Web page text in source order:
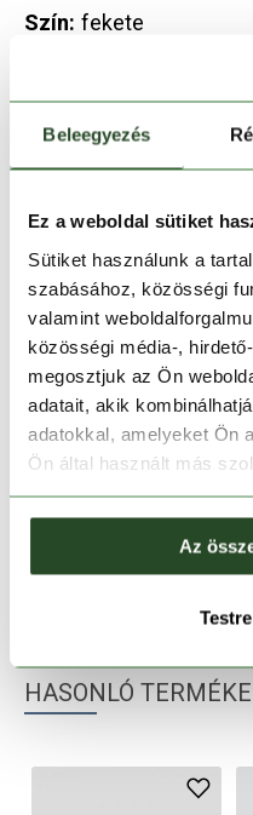
Beleegyezés
Ez a weboldal sütiket
Sütiket használunk a
szabásához, közösségi
valamint
közösségi média-,
megosztjuk az Ön
adatait, akik
adatokkal, amelyeket Ön
Ön által használt más
Az
TERMÉKLEÍRÁS
TERMÉK
Szín: fekete
Melyik
30 napos
1-2 munkanapos
HASONLÓ